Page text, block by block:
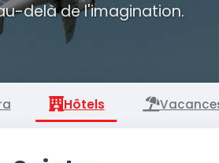
delà de l'imagination.
Hôtels